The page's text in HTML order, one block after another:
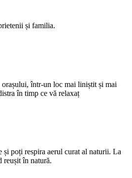
și familia.
orașului, într-un loc mai liniștit și mai
în timp ce vă relaxaț
și poți respira aerul curat al naturii. La
reușit în natură.